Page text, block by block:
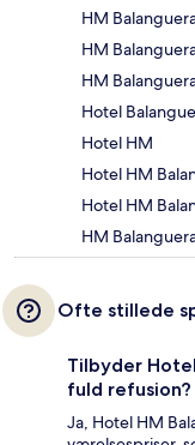
HM
HM
HM
Hotel
Hotel HM
Hotel HM
Hotel HM
HM
Ofte stillede
Tilbyder
fuld refusion?
Ja, Hotel HM